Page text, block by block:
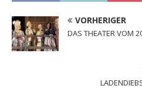
VORHERIGER
DAS THEATER VOM